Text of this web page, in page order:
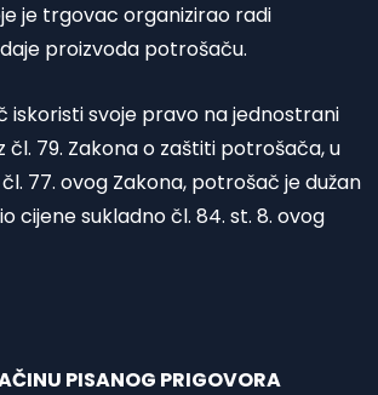
je trgovac organizirao radi
proizvoda potrošaču.
iskoristi svoje pravo na jednostrani
čl. 79. Zakona o zaštiti potrošača, u
77. ovog Zakona, potrošač je dužan
cijene sukladno čl. 84. st. 8. ovog
PISANOG PRIGOVORA